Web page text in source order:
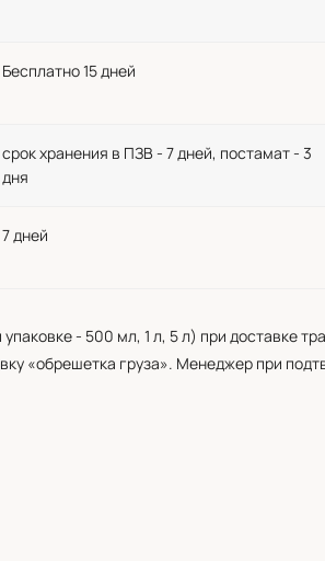
Бесплатно 15 дней
срок хранения в ПЗВ - 7 дней, постамат - 3
дня
7 дней
- 500 мл, 1 л, 5 л) при доставке
«обрешетка груза». Менеджер при